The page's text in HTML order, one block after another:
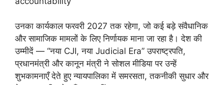
उनका कार्यकाल फरवरी 2027 तक रहेगा, जो कई बड़े संवैधानिक
और सामाजिक मामलों के लिए निर्णायक माना जा रहा है। देश की
उम्मीदें — “नया CJI, नया Judicial Era” उपराष्ट्रपति,
प्रधानमंत्री और कानून मंत्री ने सोशल मीडिया पर उन्हें
शुभकामनाएँ देते हुए न्यायपालिका में समरसता, तकनीकी सुधार और